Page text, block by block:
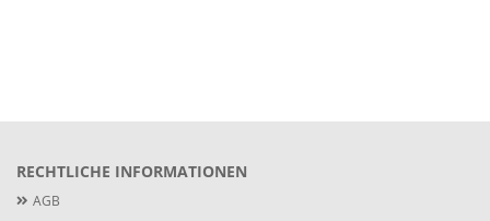
RECHTLICHE INFORMATIONEN
AGB